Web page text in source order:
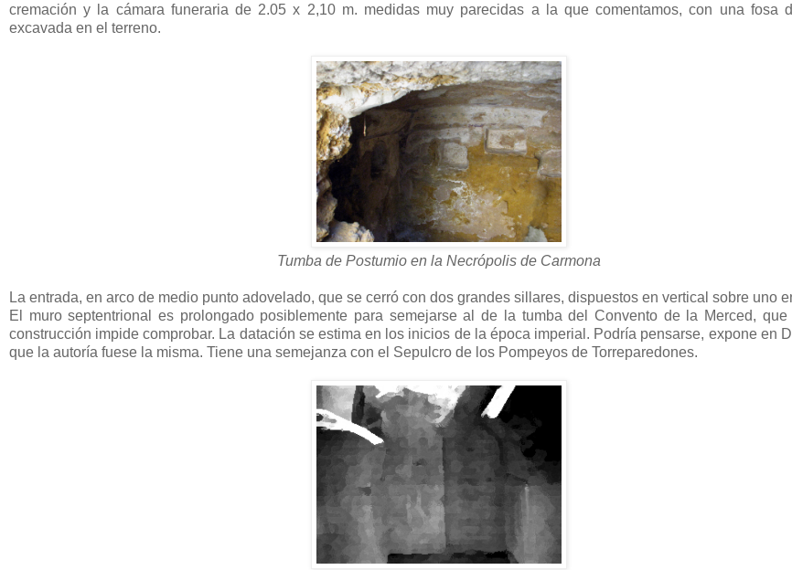
cremación y la cámara funeraria de 2.05 x 2,10 m. medidas muy parecidas a la que comentamos, con una fosa
excavada en el terreno.
Tumba de Postumio en la Necrópolis de Carmona
La entrada, en arco de medio punto adovelado, que se cerró con dos grandes sillares, dispuestos en vertical sobre uno
El muro septentrional es prolongado posiblemente para semejarse al de la tumba del Convento de la Merced, que
construcción impide comprobar. La datación se estima en los inicios de la época imperial. Podría pensarse, expone en
que la autoría fuese la misma. Tiene una semejanza con el Sepulcro de los Pompeyos de Torreparedones.